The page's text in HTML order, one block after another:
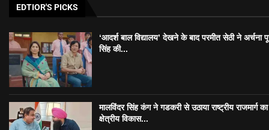
EDTIOR'S PICKS
‘आदर्श बाल विद्यालय’ देखने के बाद परमीत सेठी ने अर्चना
सिंह की...
मालविंदर सिंह कंग ने गडकरी से उठाया राष्ट्रीय राजमार्ग का
क्षेत्रीय विकास...